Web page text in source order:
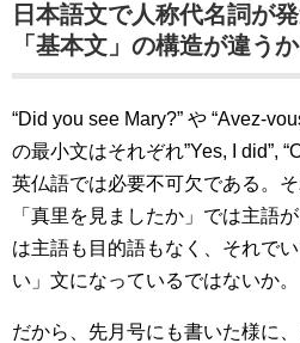
日本語文で人称代名詞が
「基本文」の構造が違う
“Did you see Mary?” や “Avez-
の最小文はそれぞれ”Yes, I did”,
英仏語では必要不可欠である。
「真里を見ましたか」では主語
は主語も目的語もなく、それで
い」文になっているではないか。
だから、先月号にも書いた様に